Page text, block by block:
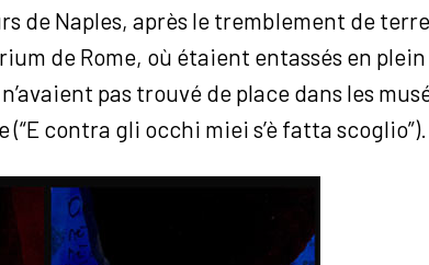
de Naples, après le tremblement de
de Rome, où étaient entassés en
pas trouvé de place dans les
contra gli occhi miei s’è fatta scoglio”).